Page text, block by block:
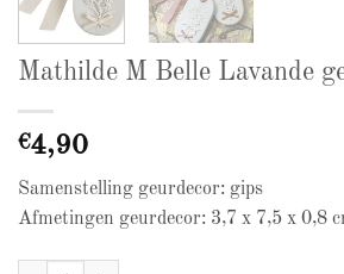
Mathilde M Belle Lavande
€4,90
Samenstelling geurdecor: gips
Afmetingen geurdecor: 3,7 x 7,5 x 0,8